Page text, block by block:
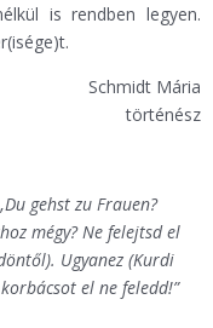
is rendben legyen.
Schmidt Mária
történész
gehst zu Frauen?
mégy? Ne felejtsd el
Ugyanez (Kurdi
el ne feledd!”